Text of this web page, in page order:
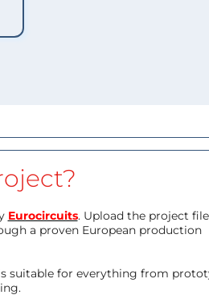
Eurocircuits. Upload the project
a proven European production
suitable for everything from